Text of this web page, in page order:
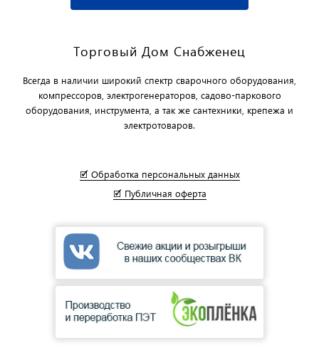
Торговый Дом Снабженец
Всегда в наличии широкий спектр сварочного оборудования,
компрессоров, электрогенераторов, садово-паркового
оборудования, инструмента, а так же сантехники, крепежа и
электротоваров.
🗹 Обработка персональных данных
🗹 Публичная оферта